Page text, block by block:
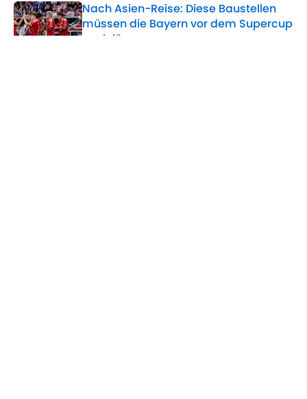
Nach Asien-Reise: Diese Baustellen
müssen die Bayern vor dem Supercup
noch lösen